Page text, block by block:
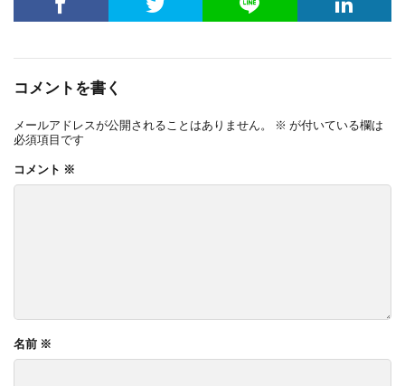
コメントを書く
メールアドレスが公開されることはありません。 ※ が付いている欄は
必須項目です
コメント ※
名前 ※